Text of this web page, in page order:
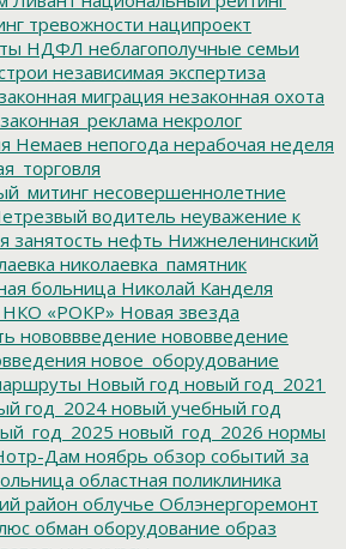
тревожности наципроект
НДФЛ неблагополучные семьи
независимая экспертиза
миграция незаконная охота
некролог
Немаев непогода нерабочая неделя
несовершеннолетние
водитель неуважение к
занятость нефть Нижнеленинский
николаевка_памятник
больница Николай Канделя
НКО «РОКР» Новая звезда
нововвведение нововведение
новое_оборудование
Новый год новый год_2021
год_2024 новый учебный год
новый_год_2026 нормы
Дам ноябрь обзор событий за
областная поликлиника
район облучье Облэнергоремонт
обман оборудование образ